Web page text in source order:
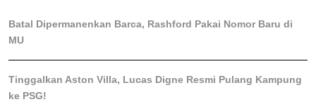
Batal Dipermanenkan Barca, Rashford Pakai Nomor Baru di
MU
Tinggalkan Aston Villa, Lucas Digne Resmi Pulang Kampung
ke PSG!